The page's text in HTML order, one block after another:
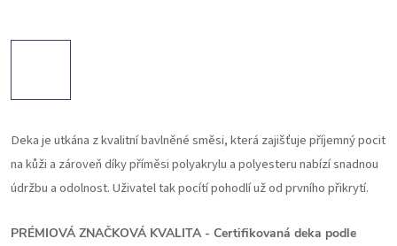
Deka je utkána z kvalitní bavlněné směsi, která zajišťuje příjemný pocit
na kůži a zároveň díky příměsi polyakrylu a polyesteru nabízí snadnou
údržbu a odolnost. Uživatel tak pocítí pohodlí už od prvního přikrytí.
PRÉMIOVÁ ZNAČKOVÁ KVALITA - Certifikovaná deka podle